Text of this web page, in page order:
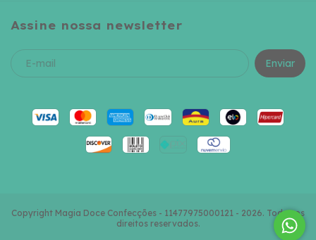
Assine nossa newsletter
Copyright Magia Doce Confecções - 11477975000121 - 2026. Todos os
direitos reservados.